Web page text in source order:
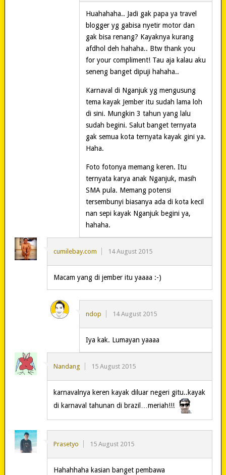
Huahahaha.. Jadi gak papa ya travel
blogger yg gabisa nyetir motor dan
gak bisa renang? Kayaknya kurang
afdhol deh hahaha.. Btw thank you
for your compliment! Tau aja kalau aku
seneng banget dipuji hahaha..
Karnaval di Nganjuk yg mengusung
tema kayak Jember itu sudah lama loh
di sini. Mungkin 3 tahun yang lalu
sudah begini. Salut banget ternyata
gak semua kota ternyata kayak gini ya.
Haha.
Foto fotonya memang keren. Itu
ternyata karya anak Nganjuk, masih
SMA pula. Memang potensi
tersembunyi biasanya ada di kota kecil
nan sepi kayak Nganjuk begini ya,
hahaha.
cumilebay.com 14 August 2015
Macam yang di jember itu yaaaa :-)
ndop 14 August 2015
Iya kak. Lumayan yaaaa
Nandang 15 August 2015
karnavalnya keren kayak diluar negeri gitu..kayak
di karnaval tahunan di brazil…meriah!!!
Prasetyo 15 August 2015
Hahahhaha kasian banget pembawa